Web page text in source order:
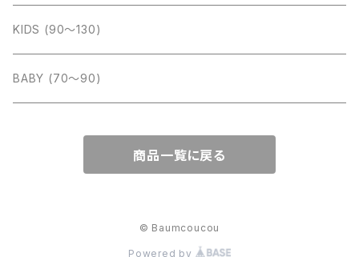
tops
cut sew
bottom
Amber (kids)
Aosta (baby&kids)
BIEN A BIEN (kids)
KIDS (90〜130)
BABY (70〜90)
商品一覧に戻る
© Baumcoucou
Powered by